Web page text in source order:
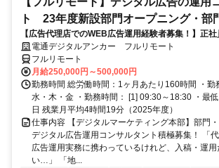
ト 23年度新設部門オープニング・部
【広告代理店でのWEB広告運用経験者募集！】正
G／全国×完全在宅／年休126日・土日祝休み／残業
電通デジタルアンカー フルリモート
フルリモート
月給250,000円～500,000円
勤務時間 総労働時間：1ヶ月あたり160時間 ・勤
水・木・金 ・勤務時間： [1] 09:30～18:30 ・最
日 残業月平均4時間19分（2025年度）
仕事内容 【デジタルマーケティング本部】部門
デジタル広告運用コンサルタント積極募集！ 「
広告運用実務に携わっているけれど、入稿・運
い…」 「地...